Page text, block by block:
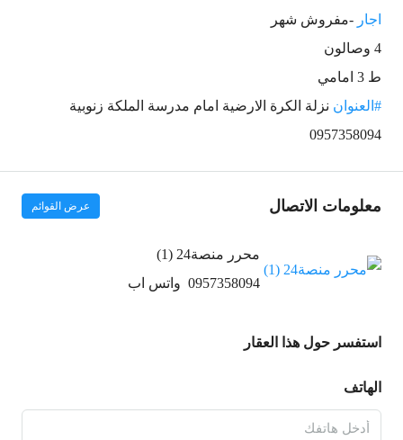
اجار -مفروش شهر
4 وصالون
ط 3 امامي
#العنوان نزلة الكرة الارضية امام مدرسة الملكة زنوبية
0957358094
معلومات الاتصال عرض القوائم
محرر منصة24 (1)
0957358094 واتس اب
استفسر حول هذا العقار
الهاتف